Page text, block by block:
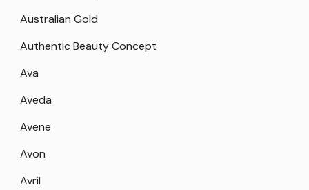
Australian Gold
Authentic Beauty Concept
Ava
Aveda
Avene
Avon
Avril